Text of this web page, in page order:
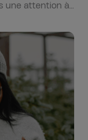
une attention à